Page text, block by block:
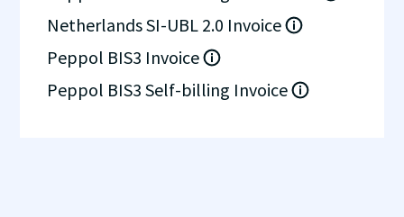
Netherlands SI-UBL 2.0 Invoice
Peppol BIS3 Invoice
Peppol BIS3 Self-billing Invoice